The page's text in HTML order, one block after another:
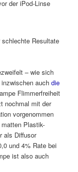
der iPod-Linse
schlechte Resultate
– wie sich
inzwischen auchdie
Flimmerfreiheit
nochmal mit der
vorgenommen
Plastik-
als Diffusor
und 4% Rate bei
ist also auch